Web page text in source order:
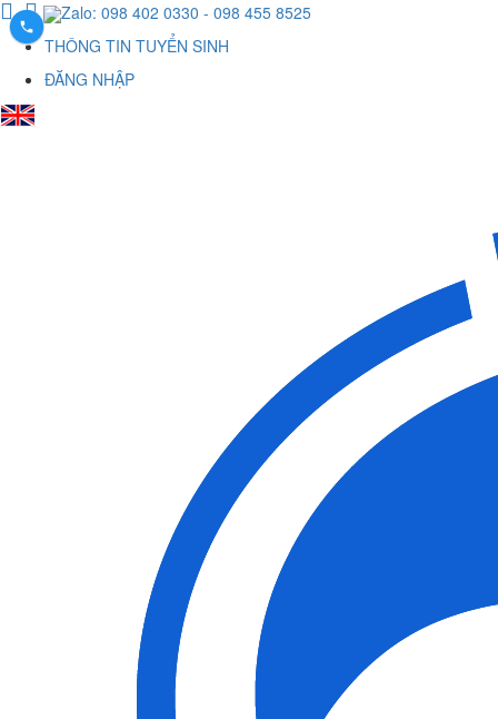
Zalo: 098 402 0330 - 098 455 8525
THÔNG TIN TUYỂN SINH
ĐĂNG NHẬP